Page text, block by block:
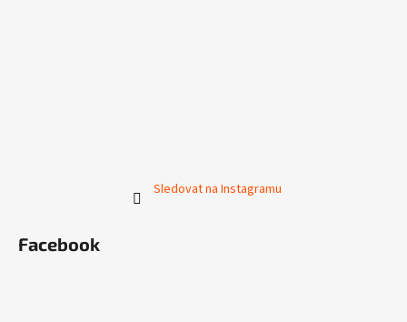
Sledovat na Instagramu
Facebook